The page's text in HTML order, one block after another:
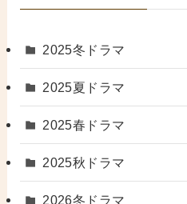
2025冬ドラマ
2025夏ドラマ
2025春ドラマ
2025秋ドラマ
2026冬ドラマ